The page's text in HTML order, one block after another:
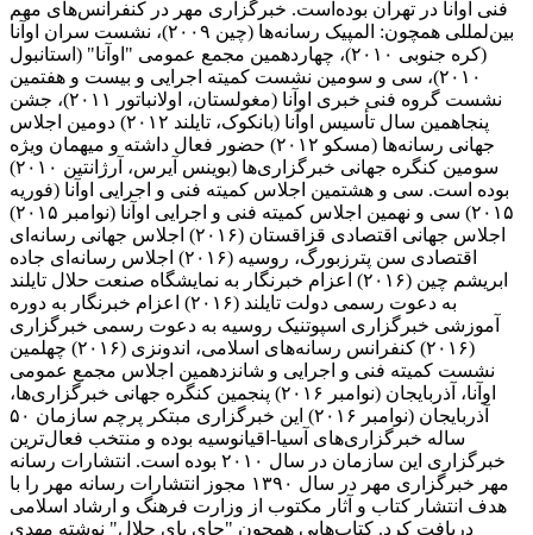
فنی اوآنا در تهران بوده‌است. خبرگزاری مهر در کنفرانس‌های مهم
بین‌لمللی همچون: المپیک رسانه‌ها (چین ۲۰۰۹)، نشست سران اوآنا
(کره جنوبی ۲۰۱۰)، چهاردهمین مجمع عمومی "اوآنا" (استانبول
۲۰۱۰)، سی و سومین نشست کمیته اجرایی و بیست و هفتمین
نشست گروه فنی خبری اوآنا (مغولستان، اولانباتور ۲۰۱۱)، جشن
پنجاهمین سال تأسیس اوآنا (بانکوک، تایلند ۲۰۱۲) دومین اجلاس
جهانی رسانه‌ها (مسکو ۲۰۱۲) حضور فعال داشته و میهمان ویژه
سومین کنگره جهانی خبرگزاری‌ها (بوینس آیرس، آرژانتین ۲۰۱۰)
بوده است. سی و هشتمین اجلاس کمیته فنی و اجرایی اوآنا (فوریه
۲۰۱۵) سی و نهمین اجلاس کمیته فنی و اجرایی اوآنا (نوامبر ۲۰۱۵)
اجلاس جهانی اقتصادی قزاقستان (۲۰۱۶) اجلاس جهانی رسانه‌ای
اقتصادی سن پترزبورگ، روسیه (۲۰۱۶) اجلاس رسانه‌ای جاده
ابریشم چین (۲۰۱۶) اعزام خبرنگار به نمایشگاه صنعت حلال تایلند
به دعوت رسمی دولت تایلند (۲۰۱۶) اعزام خبرنگار به دوره
آموزشی خبرگزاری اسپوتنیک روسیه به دعوت رسمی خبرگزاری
(۲۰۱۶) کنفرانس رسانه‌های اسلامی، اندونزی (۲۰۱۶) چهلمین
نشست کمیته فنی و اجرایی و شانزدهمین اجلاس مجمع عمومی
اوآنا، آذربایجان (نوامبر ۲۰۱۶) پنجمین کنگره جهانی خبرگزاری‌ها،
آذربایجان (نوامبر ۲۰۱۶) این خبرگزاری مبتکر پرچم سازمان ۵۰
ساله خبرگزاری‌های آسیا-اقیانوسیه بوده و منتخب فعال‌ترین
خبرگزاری این سازمان در سال ۲۰۱۰ بوده است. انتشارات رسانه
مهر خبرگزاری مهر در سال ۱۳۹۰ مجوز انتشارات رسانه مهر را با
هدف انتشار کتاب و آثار مکتوب از وزارت فرهنگ و ارشاد اسلامی
دریافت کرد. کتاب‌هایی همچون "جای پای جلال" نوشته مهدی